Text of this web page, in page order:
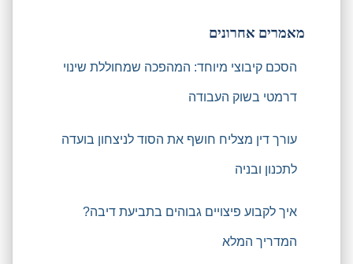
מאמרים אחרונים
הסכם קיבוצי מיוחד: המהפכה שמחוללת שינוי
דרמטי בשוק העבודה
עורך דין מצליח חושף את הסוד לניצחון בועדה
לתכנון ובניה
איך לקבוע פיצויים גבוהים בתביעת דיבה?
המדריך המלא